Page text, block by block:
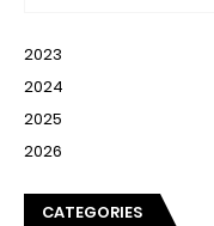
2023
2024
2025
2026
CATEGORIES